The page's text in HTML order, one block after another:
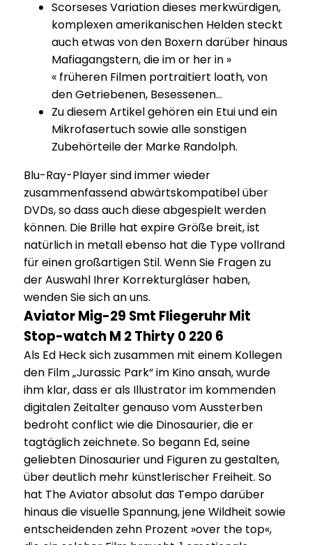
Scorseses Variation dieses merk­wür­digen,
komplexen ameri­ka­ni­schen Helden steckt
auch etwas von den Boxern darüber hinaus
Mafia­gangs­tern, die im or her in »
« früheren Filmen portrai­tiert loath, von
den Getrie­benen, Beses­senen…
Zu diesem Artikel gehören ein Etui und ein
Mikrofasertuch sowie alle sonstigen
Zubehörteile der Marke Randolph.
Blu-Ray-Player sind immer wieder
zusammenfassend abwärtskompatibel über
DVDs, so dass auch diese abgespielt werden
können. Die Brille hat expire Größe breit, ist
natürlich in metall ebenso hat die Type vollrand
für einen großartigen Stil. Wenn Sie Fragen zu
der Auswahl Ihrer Korrekturgläser haben,
wenden Sie sich an uns.
Aviator Mig-29 Smt Fliegeruhr Mit
Stop-watch M 2 Thirty 0 220 6
Als Ed Heck sich zusammen mit einem Kollegen
den Film „Jurassic Park“ im Kino ansah, wurde
ihm klar, dass er als Illustrator im kommenden
digitalen Zeitalter genauso vom Aussterben
bedroht conflict wie die Dinosaurier, die er
tagtäglich zeichnete. So begann Ed, seine
geliebten Dinosaurier und Figuren zu gestalten,
über deutlich mehr künstlerischer Freiheit. So
hat The Aviator absolut das Tempo darüber
hinaus die visuelle Spannung, jene Wildheit sowie
entschei­denden zehn Prozent »over the top«,